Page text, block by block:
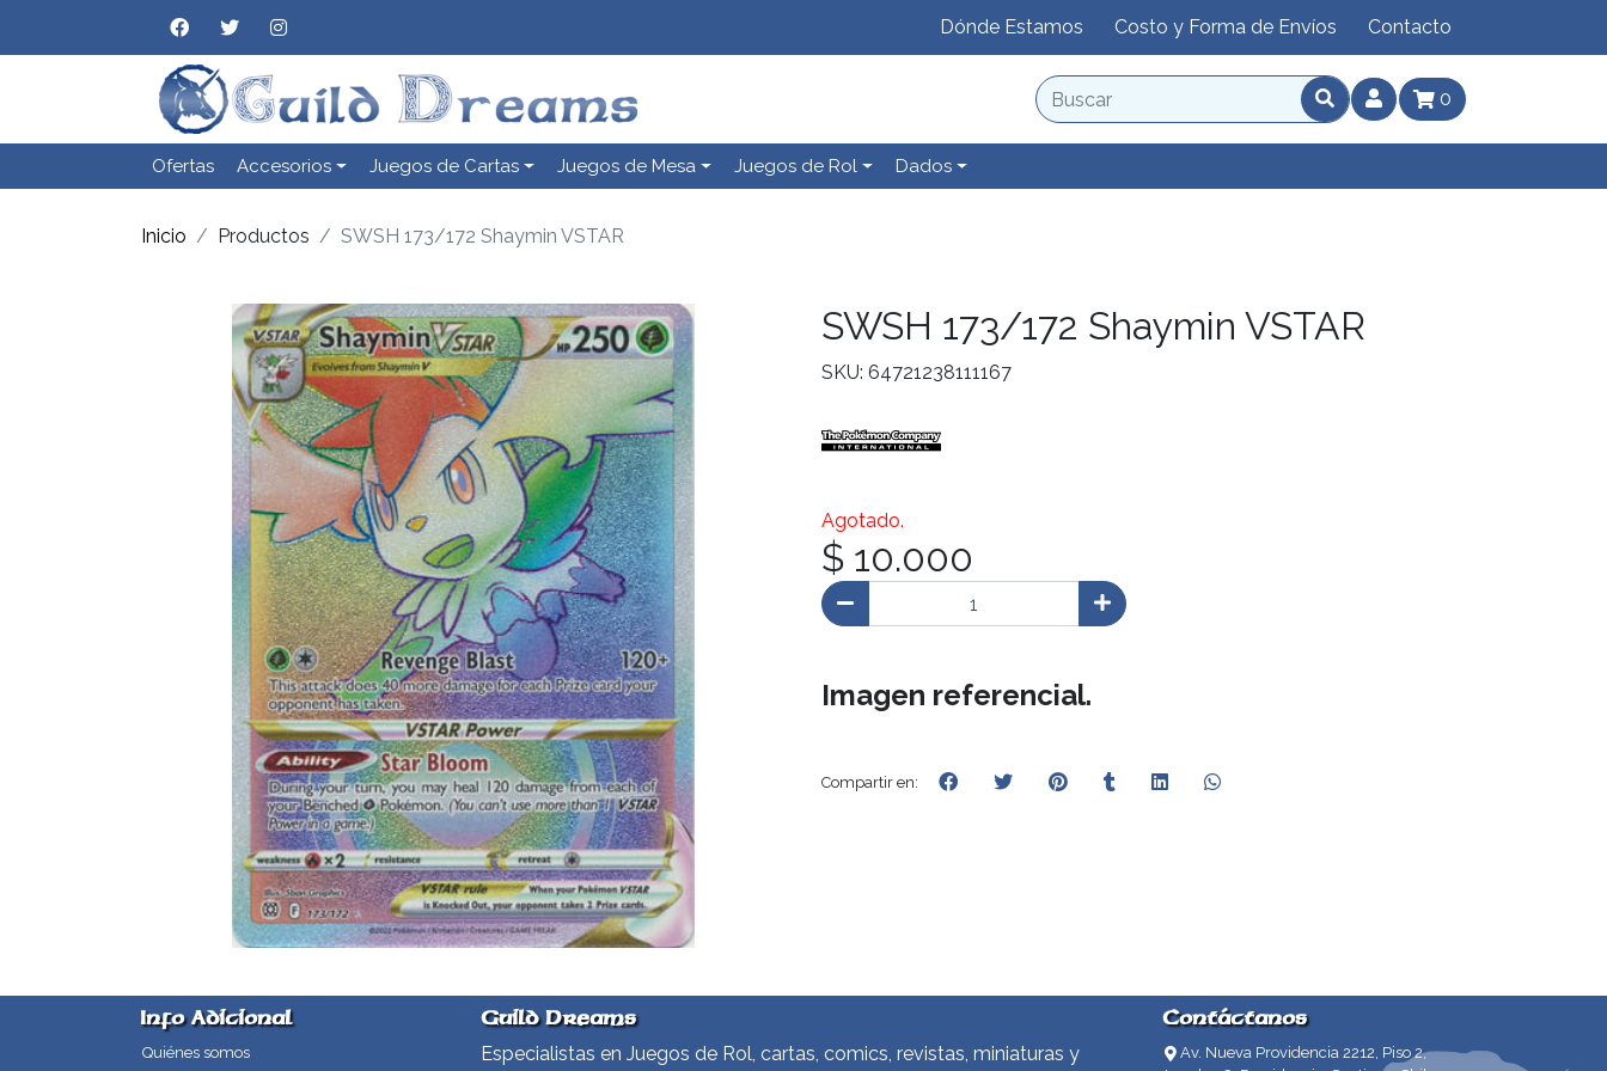
Dónde Estamos Costo y Forma de Envíos Contacto
0
Ofertas Accesorios Juegos de Cartas Juegos de Mesa Juegos de Rol Dados
Inicio Productos SWSH 173/172 Shaymin VSTAR
SWSH 173/172 Shaymin VSTAR
SKU: 64721238111167
Agotado.
$ 10.000
Imagen referencial.
Compartir en:
Info Adicional
Quiénes somos
Guild Dreams
Especialistas en Juegos de Rol, cartas, comics, revistas, miniaturas y
Contáctanos
Av. Nueva Providencia 2212, Piso 2,